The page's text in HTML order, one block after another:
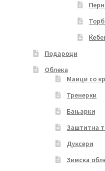
Подароци
Облека
Маици со
Тренерки
Бањарки
Заштитна
Дуксери
Зимска